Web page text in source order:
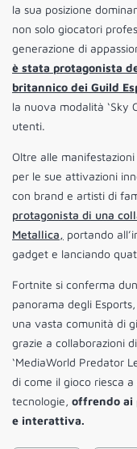
la sua posizione
non solo giocatori
generazione di
è stata protagonista
britannico dei Guild
la nuova modalità ‘Sky
utenti.
Oltre alle
per le sue attivazioni
con brand e artisti di
protagonista di una
Metallica, portando
gadget e lanciando
Fortnite si conferma
panorama degli
una vasta comunità di
grazie a collaborazioni
‘MediaWorld Predator
di come il gioco riesca
tecnologie, offrendo ai
e interattiva.